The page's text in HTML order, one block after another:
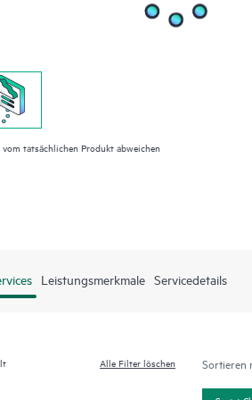
tatsächlichen Produkt abweichen
Leistungsmerkmale Servicedetails
Alle Filter löschen Sortieren